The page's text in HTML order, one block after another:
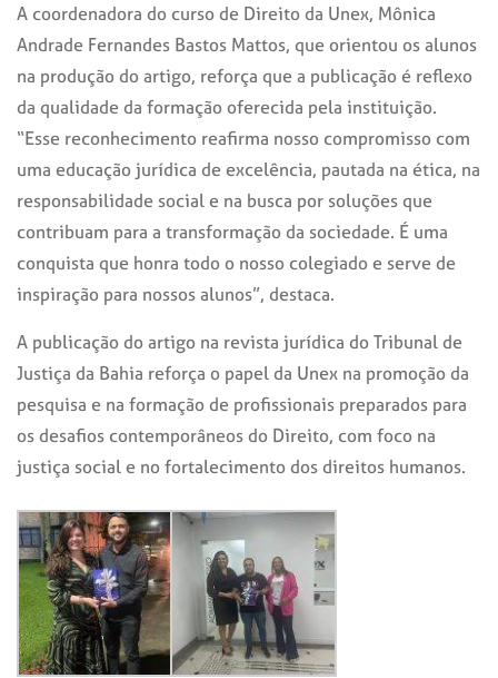
A coordenadora do curso de Direito da Unex, Mônica
Andrade Fernandes Bastos Mattos, que orientou os alunos
na produção do artigo, reforça que a publicação é reflexo
da qualidade da formação oferecida pela instituição.
“Esse reconhecimento reafirma nosso compromisso com
uma educação jurídica de excelência, pautada na ética, na
responsabilidade social e na busca por soluções que
contribuam para a transformação da sociedade. É uma
conquista que honra todo o nosso colegiado e serve de
inspiração para nossos alunos”, destaca.
A publicação do artigo na revista jurídica do Tribunal de
Justiça da Bahia reforça o papel da Unex na promoção da
pesquisa e na formação de profissionais preparados para
os desafios contemporâneos do Direito, com foco na
justiça social e no fortalecimento dos direitos humanos.